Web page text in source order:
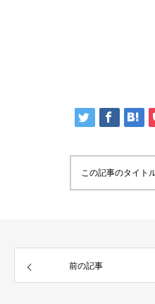
この記事のタイト
前の記事